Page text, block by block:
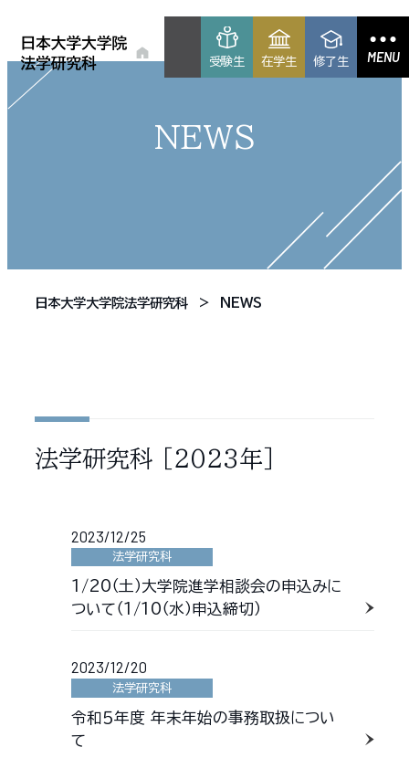
受験生 在学生 修了生 MENU
NEWS
日本大学大学院法学研究科 NEWS
法学研究科 ［2023年］
2023/12/25
法学研究科
1/20（土）大学院進学相談会の申込みに
ついて（1/10（水）申込締切）
2023/12/20
法学研究科
令和５年度 年末年始の事務取扱につい
て